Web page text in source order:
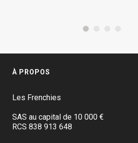
À PROPOS
Les Frenchies
SAS au capital de 10 000 €
RCS 838 913 648